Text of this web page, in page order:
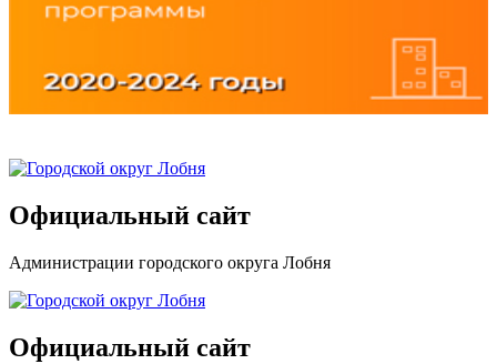
Официальный сайт
Администрации городского округа Лобня
Официальный сайт